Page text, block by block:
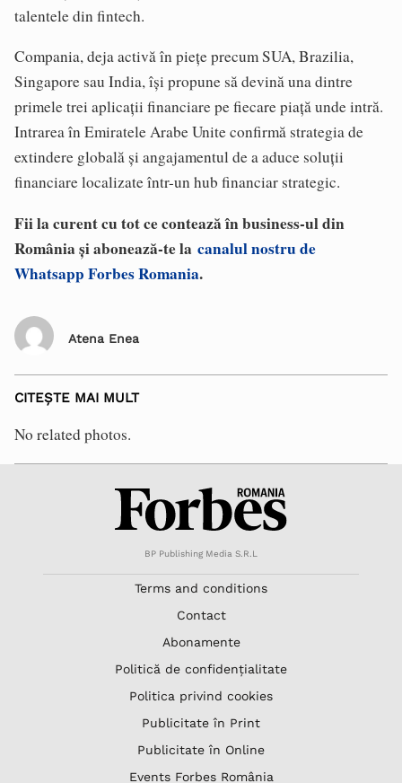
talentele din fintech.
Compania, deja activă în piețe precum SUA, Brazilia,
Singapore sau India, își propune să devină una dintre
primele trei aplicații financiare pe fiecare piață unde intră.
Intrarea în Emiratele Arabe Unite confirmă strategia de
extindere globală și angajamentul de a aduce soluții
financiare localizate într-un hub financiar strategic.
Fii la curent cu tot ce contează în business-ul din
România și abonează-te la canalul nostru de
Whatsapp Forbes Romania.
Atena Enea
CITEȘTE MAI MULT
No related photos.
BP Publishing Media S.R.L
Terms and conditions
Contact
Abonamente
Politică de confidențialitate
Politica privind cookies
Publicitate în Print
Publicitate în Online
Events Forbes România